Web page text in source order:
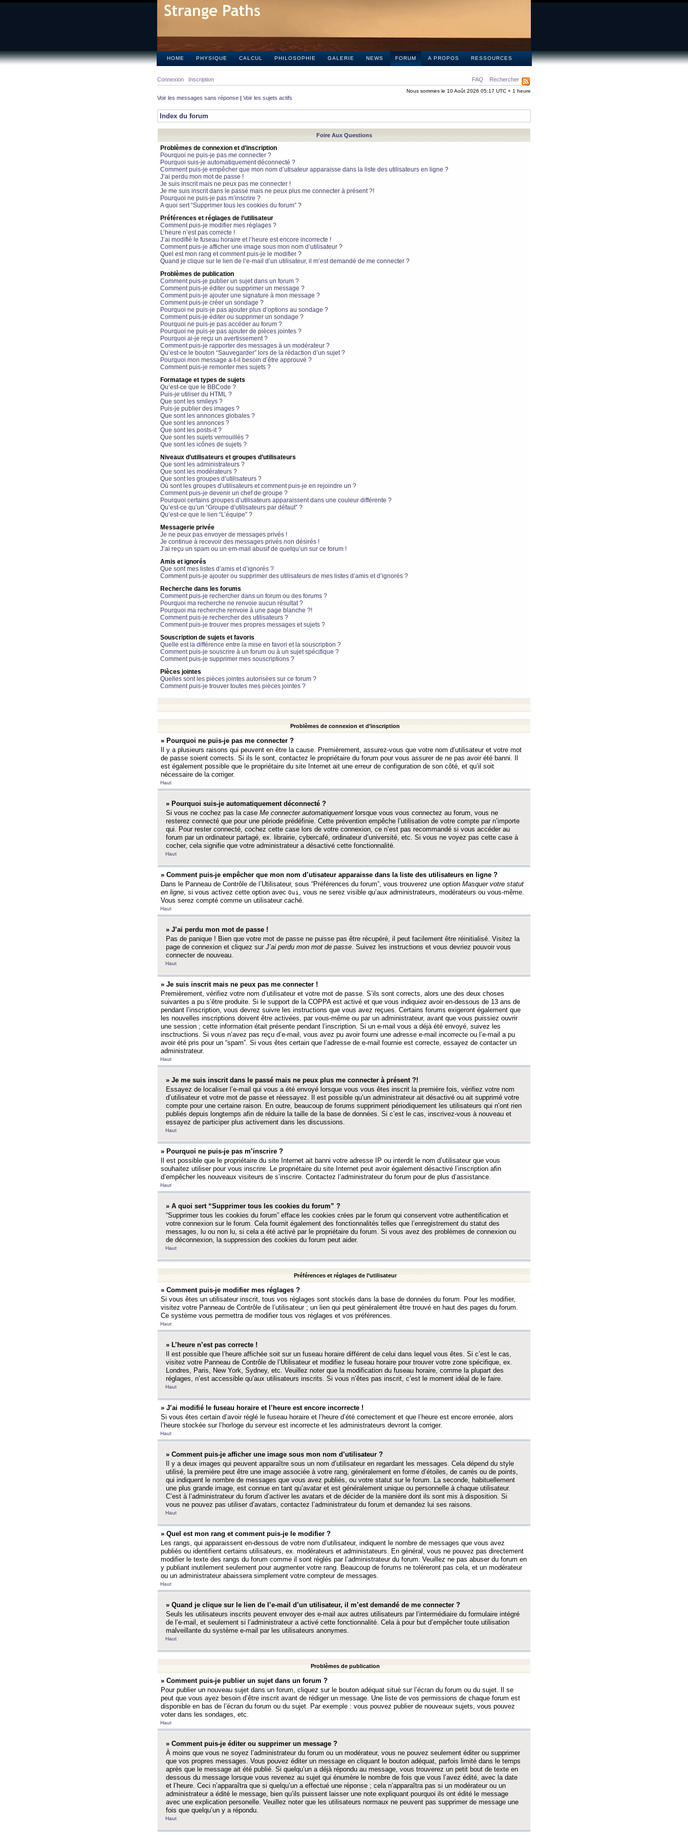
HOME PHYSIQUE CALCUL PHILOSOPHIE GALERIE NEWS FORUM A PROPOS RESSOURCES
FAQ Rechercher
Connexion Inscription
Nous sommes le 10 Août 2026 05:17 UTC + 1 heure
Voir les messages sans réponse | Voir les sujets actifs
Index du forum
Foire Aux Questions
Problèmes de connexion et d’inscription
Pourquoi ne puis-je pas me connecter ?
Pourquoi suis-je automatiquement déconnecté ?
Comment puis-je empêcher que mon nom d’utisateur apparaisse dans la liste des utilisateurs en ligne ?
J’ai perdu mon mot de passe !
Je suis inscrit mais ne peux pas me connecter !
Je me suis inscrit dans le passé mais ne peux plus me connecter à présent ?!
Pourquoi ne puis-je pas m’inscrire ?
A quoi sert “Supprimer tous les cookies du forum” ?
Préférences et réglages de l’utilisateur
Comment puis-je modifier mes réglages ?
L’heure n’est pas correcte !
J’ai modifié le fuseau horaire et l’heure est encore incorrecte !
Comment puis-je afficher une image sous mon nom d’utilisateur ?
Quel est mon rang et comment puis-je le modifier ?
Quand je clique sur le lien de l’e-mail d’un utilisateur, il m’est demandé de me connecter ?
Problèmes de publication
Comment puis-je publier un sujet dans un forum ?
Comment puis-je éditer ou supprimer un message ?
Comment puis-je ajouter une signature à mon message ?
Comment puis-je créer un sondage ?
Pourquoi ne puis-je pas ajouter plus d’options au sondage ?
Comment puis-je éditer ou supprimer un sondage ?
Pourquoi ne puis-je pas accéder au forum ?
Pourquoi ne puis-je pas ajouter de pièces jointes ?
Pourquoi ai-je reçu un avertissement ?
Comment puis-je rapporter des messages à un modérateur ?
Qu’est-ce le bouton “Sauvegarder” lors de la rédaction d’un sujet ?
Pourquoi mon message a-t-il besoin d’être approuvé ?
Comment puis-je remonter mes sujets ?
Formatage et types de sujets
Qu’est-ce que le BBCode ?
Puis-je utiliser du HTML ?
Que sont les smileys ?
Puis-je publier des images ?
Que sont les annonces globales ?
Que sont les annonces ?
Que sont les posts-it ?
Que sont les sujets verrouillés ?
Que sont les icônes de sujets ?
Niveaux d’utilisateurs et groupes d’utilisateurs
Que sont les administrateurs ?
Que sont les modérateurs ?
Que sont les groupes d’utilisateurs ?
Où sont les groupes d’utilisateurs et comment puis-je en rejoindre un ?
Comment puis-je devenir un chef de groupe ?
Pourquoi certains groupes d’utilisateurs apparaissent dans une couleur différente ?
Qu’est-ce qu’un “Groupe d’utilisateurs par défaut” ?
Qu’est-ce que le lien “L’équipe” ?
Messagerie privée
Je ne peux pas envoyer de messages privés !
Je continue à recevoir des messages privés non désirés !
J’ai reçu un spam ou un em-mail abusif de quelqu’un sur ce forum !
Amis et ignorés
Que sont mes listes d’amis et d’ignorés ?
Comment puis-je ajouter ou supprimer des utilisateurs de mes listes d’amis et d’ignorés ?
Recherche dans les forums
Comment puis-je rechercher dans un forum ou des forums ?
Pourquoi ma recherche ne renvoie aucun résultat ?
Pourquoi ma recherche renvoie à une page blanche ?!
Comment puis-je rechercher des utilisateurs ?
Comment puis-je trouver mes propres messages et sujets ?
Souscription de sujets et favoris
Quelle est la différence entre la mise en favori et la souscription ?
Comment puis-je souscrire à un forum ou à un sujet spécifique ?
Comment puis-je supprimer mes souscriptions ?
Pièces jointes
Quelles sont les pièces jointes autorisées sur ce forum ?
Comment puis-je trouver toutes mes pièces jointes ?
Problèmes de connexion et d’inscription
» Pourquoi ne puis-je pas me connecter ?
Il y a plusieurs raisons qui peuvent en être la cause. Premièrement, assurez-vous que votre nom d’utilisateur et votre mot
de passe soient corrects. Si ils le sont, contactez le propriétaire du forum pour vous assurer de ne pas avoir été banni. Il
est également possible que le propriétaire du site Internet ait une erreur de configuration de son côté, et qu’il soit
nécessaire de la corriger.
Haut
» Pourquoi suis-je automatiquement déconnecté ?
Si vous ne cochez pas la case Me connecter automatiquement lorsque vous vous connectez au forum, vous ne
resterez connecté que pour une période prédéfinie. Cette prévention empêche l’utilisation de votre compte par n’importe
qui. Pour rester connecté, cochez cette case lors de votre connexion, ce n’est pas recommandé si vous accéder au
forum par un ordinateur partagé, ex. librairie, cybercafé, ordinateur d’université, etc. Si vous ne voyez pas cette case à
cocher, cela signifie que votre administrateur a désactivé cette fonctionnalité.
Haut
» Comment puis-je empêcher que mon nom d’utisateur apparaisse dans la liste des utilisateurs en ligne ?
Dans le Panneau de Contrôle de l’Utilisateur, sous “Préférences du forum”, vous trouverez une option Masquer votre statut
en ligne, si vous activez cette option avec Oui , vous ne serez visible qu’aux administrateurs, modérateurs ou vous-même.
Vous serez compté comme un utilisateur caché.
Haut
» J’ai perdu mon mot de passe !
Pas de panique ! Bien que votre mot de passe ne puisse pas être récupéré, il peut facilement être réinitialisé. Visitez la
page de connexion et cliquez sur J’ai perdu mon mot de passe. Suivez les instructions et vous devriez pouvoir vous
connecter de nouveau.
Haut
» Je suis inscrit mais ne peux pas me connecter !
Premièrement, vérifiez votre nom d’utilisateur et votre mot de passe. S’ils sont corrects, alors une des deux choses
suivantes a pu s’être produite. Si le support de la COPPA est activé et que vous indiquiez avoir en-dessous de 13 ans de
pendant l’inscription, vous devrez suivre les instructions que vous avez reçues. Certains forums exigeront également que
les nouvelles inscriptions doivent être activées, par vous-même ou par un administrateur, avant que vous puissiez ouvrir
une session ; cette information était présente pendant l’inscription. Si un e-mail vous a déjà été envoyé, suivez les
insctructions. Si vous n’avez pas reçu d’e-mail, vous avez pu avoir fourni une adresse e-mail incorrecte ou l’e-mail a pu
avoir été pris pour un “spam”. Si vous êtes certain que l’adresse de e-mail fournie est correcte, essayez de contacter un
administrateur.
Haut
» Je me suis inscrit dans le passé mais ne peux plus me connecter à présent ?!
Essayez de localiser l’e-mail qui vous a été envoyé lorsque vous vous êtes inscrit la première fois, vérifiez votre nom
d’utilisateur et votre mot de passe et réessayez. Il est possible qu’un administrateur ait désactivé ou ait supprimé votre
compte pour une certaine raison. En outre, beaucoup de forums suppriment périodiquement les utilisateurs qui n’ont rien
publiés depuis longtemps afin de réduire la taille de la base de données. Si c’est le cas, inscrivez-vous à nouveau et
essayez de participer plus activement dans les discussions.
Haut
» Pourquoi ne puis-je pas m’inscrire ?
Il est possible que le propriétaire du site Internet ait banni votre adresse IP ou interdit le nom d’utilisateur que vous
souhaitez utiliser pour vous inscrire. Le propriétaire du site Internet peut avoir également désactivé l’inscription afin
d’empêcher les nouveaux visiteurs de s’inscrire. Contactez l’administrateur du forum pour de plus d’assistance.
Haut
» A quoi sert “Supprimer tous les cookies du forum” ?
“Supprimer tous les cookies du forum” efface les cookies crées par le forum qui conservent votre authentification et
votre connexion sur le forum. Cela fournit également des fonctionnalités telles que l’enregistrement du statut des
messages, lu ou non lu, si cela a été activé par le propriétaire du forum. Si vous avez des problèmes de connexion ou
de déconnexion, la suppression des cookies du forum peut aider.
Haut
Préférences et réglages de l’utilisateur
» Comment puis-je modifier mes réglages ?
Si vous êtes un utilisateur inscrit, tous vos réglages sont stockés dans la base de données du forum. Pour les modifier,
visitez votre Panneau de Contrôle de l’utilisateur ; un lien qui peut généralement être trouvé en haut des pages du forum.
Ce système vous permettra de modifier tous vos réglages et vos préférences.
Haut
» L’heure n’est pas correcte !
Il est possible que l’heure affichée soit sur un fuseau horaire différent de celui dans lequel vous êtes. Si c’est le cas,
visitez votre Panneau de Contrôle de l’Utilisateur et modifiez le fuseau horaire pour trouver votre zone spécifique, ex.
Londres, Paris, New York, Sydney, etc. Veuillez noter que la modification du fuseau horaire, comme la plupart des
réglages, n’est accessible qu’aux utilisateurs inscrits. Si vous n’êtes pas inscrit, c’est le moment idéal de le faire.
Haut
» J’ai modifié le fuseau horaire et l’heure est encore incorrecte !
Si vous êtes certain d’avoir réglé le fuseau horaire et l’heure d’été correctement et que l’heure est encore erronée, alors
l’heure stockée sur l’horloge du serveur est incorrecte et les administrateurs devront la corriger.
Haut
» Comment puis-je afficher une image sous mon nom d’utilisateur ?
Il y a deux images qui peuvent apparaître sous un nom d’utilisateur en regardant les messages. Cela dépend du style
utilisé, la première peut être une image associée à votre rang, généralement en forme d’étoiles, de carrés ou de points,
qui indiquent le nombre de messages que vous avez publiés, ou votre statut sur le forum. La seconde, habituellement
une plus grande image, est connue en tant qu’avatar et est généralement unique ou personnelle à chaque utilisateur.
C’est à l’administrateur du forum d’activer les avatars et de décider de la manière dont ils sont mis à disposition. Si
vous ne pouvez pas utiliser d’avatars, contactez l’administrateur du forum et demandez lui ses raisons.
Haut
» Quel est mon rang et comment puis-je le modifier ?
Les rangs, qui apparaissent en-dessous de votre nom d’utilisateur, indiquent le nombre de messages que vous avez
publiés ou identifient certains utilisateurs, ex. modérateurs et administateurs. En général, vous ne pouvez pas directement
modifier le texte des rangs du forum comme il sont réglés par l’administrateur du forum. Veuillez ne pas abuser du forum en
y publiant inutilement seulement pour augmenter votre rang. Beaucoup de forums ne toléreront pas cela, et un modérateur
ou un administrateur abaissera simplement votre compteur de messages.
Haut
» Quand je clique sur le lien de l’e-mail d’un utilisateur, il m’est demandé de me connecter ?
Seuls les utilisateurs inscrits peuvent envoyer des e-mail aux autres utilisateurs par l’intermédiaire du formulaire intégré
de l’e-mail, et seulement si l’administrateur a activé cette fonctionnalité. Cela à pour but d’empêcher toute utilisation
malveillante du système e-mail par les utilisateurs anonymes.
Haut
Problèmes de publication
» Comment puis-je publier un sujet dans un forum ?
Pour publier un nouveau sujet dans un forum, cliquez sur le bouton adéquat situé sur l’écran du forum ou du sujet. Il se
peut que vous ayez besoin d’être inscrit avant de rédiger un message. Une liste de vos permissions de chaque forum est
disponible en bas de l’écran du forum ou du sujet. Par exemple : vous pouvez publier de nouveaux sujets, vous pouvez
voter dans les sondages, etc.
Haut
» Comment puis-je éditer ou supprimer un message ?
À moins que vous ne soyez l’administrateur du forum ou un modérateur, vous ne pouvez seulement éditer ou supprimer
que vos propres messages. Vous pouvez éditer un message en cliquant le bouton adéquat, parfois limité dans le temps
après que le message ait été publié. Si quelqu’un a déjà répondu au message, vous trouverez un petit bout de texte en
dessous du message lorsque vous revenez au sujet qui énumère le nombre de fois que vous l’avez édité, avec la date
et l’heure. Ceci n’apparaîtra que si quelqu’un a effectué une réponse ; cela n’apparaîtra pas si un modérateur ou un
administrateur a édité le message, bien qu’ils puissent laisser une note expliquant pourquoi ils ont édité le message
avec une explication personelle. Veuillez noter que les utilisateurs normaux ne peuvent pas supprimer de message une
fois que quelqu’un y a répondu.
Haut